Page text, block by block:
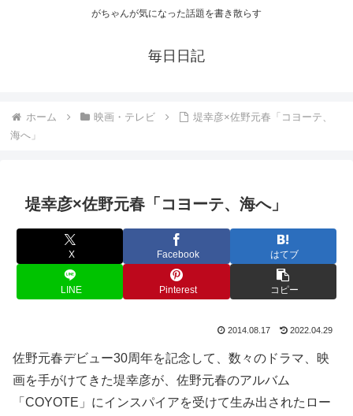
がちゃんが気になった話題を書き散らす
毎日日記
ホーム 映画・テレビ
堤幸彦×佐野元春「コヨーテ、
海へ」
堤幸彦×佐野元春「コヨーテ、海へ」
X Facebook はてブ
LINE Pinterest コピー
2014.08.17 2022.04.29
佐野元春デビュー30周年を記念して、数々のドラマ、映
画を手がけてきた堤幸彦が、佐野元春のアルバム
「COYOTE」にインスパイアを受けて生み出されたロー